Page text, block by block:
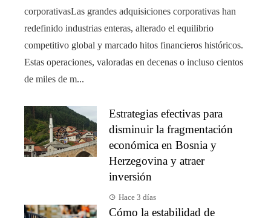
corporativasLas grandes adquisiciones corporativas han
redefinido industrias enteras, alterado el equilibrio
competitivo global y marcado hitos financieros históricos.
Estas operaciones, valoradas en decenas o incluso cientos
de miles de m...
Estrategias efectivas para
disminuir la fragmentación
económica en Bosnia y
Herzegovina y atraer
inversión
Hace 3 días
Cómo la estabilidad de